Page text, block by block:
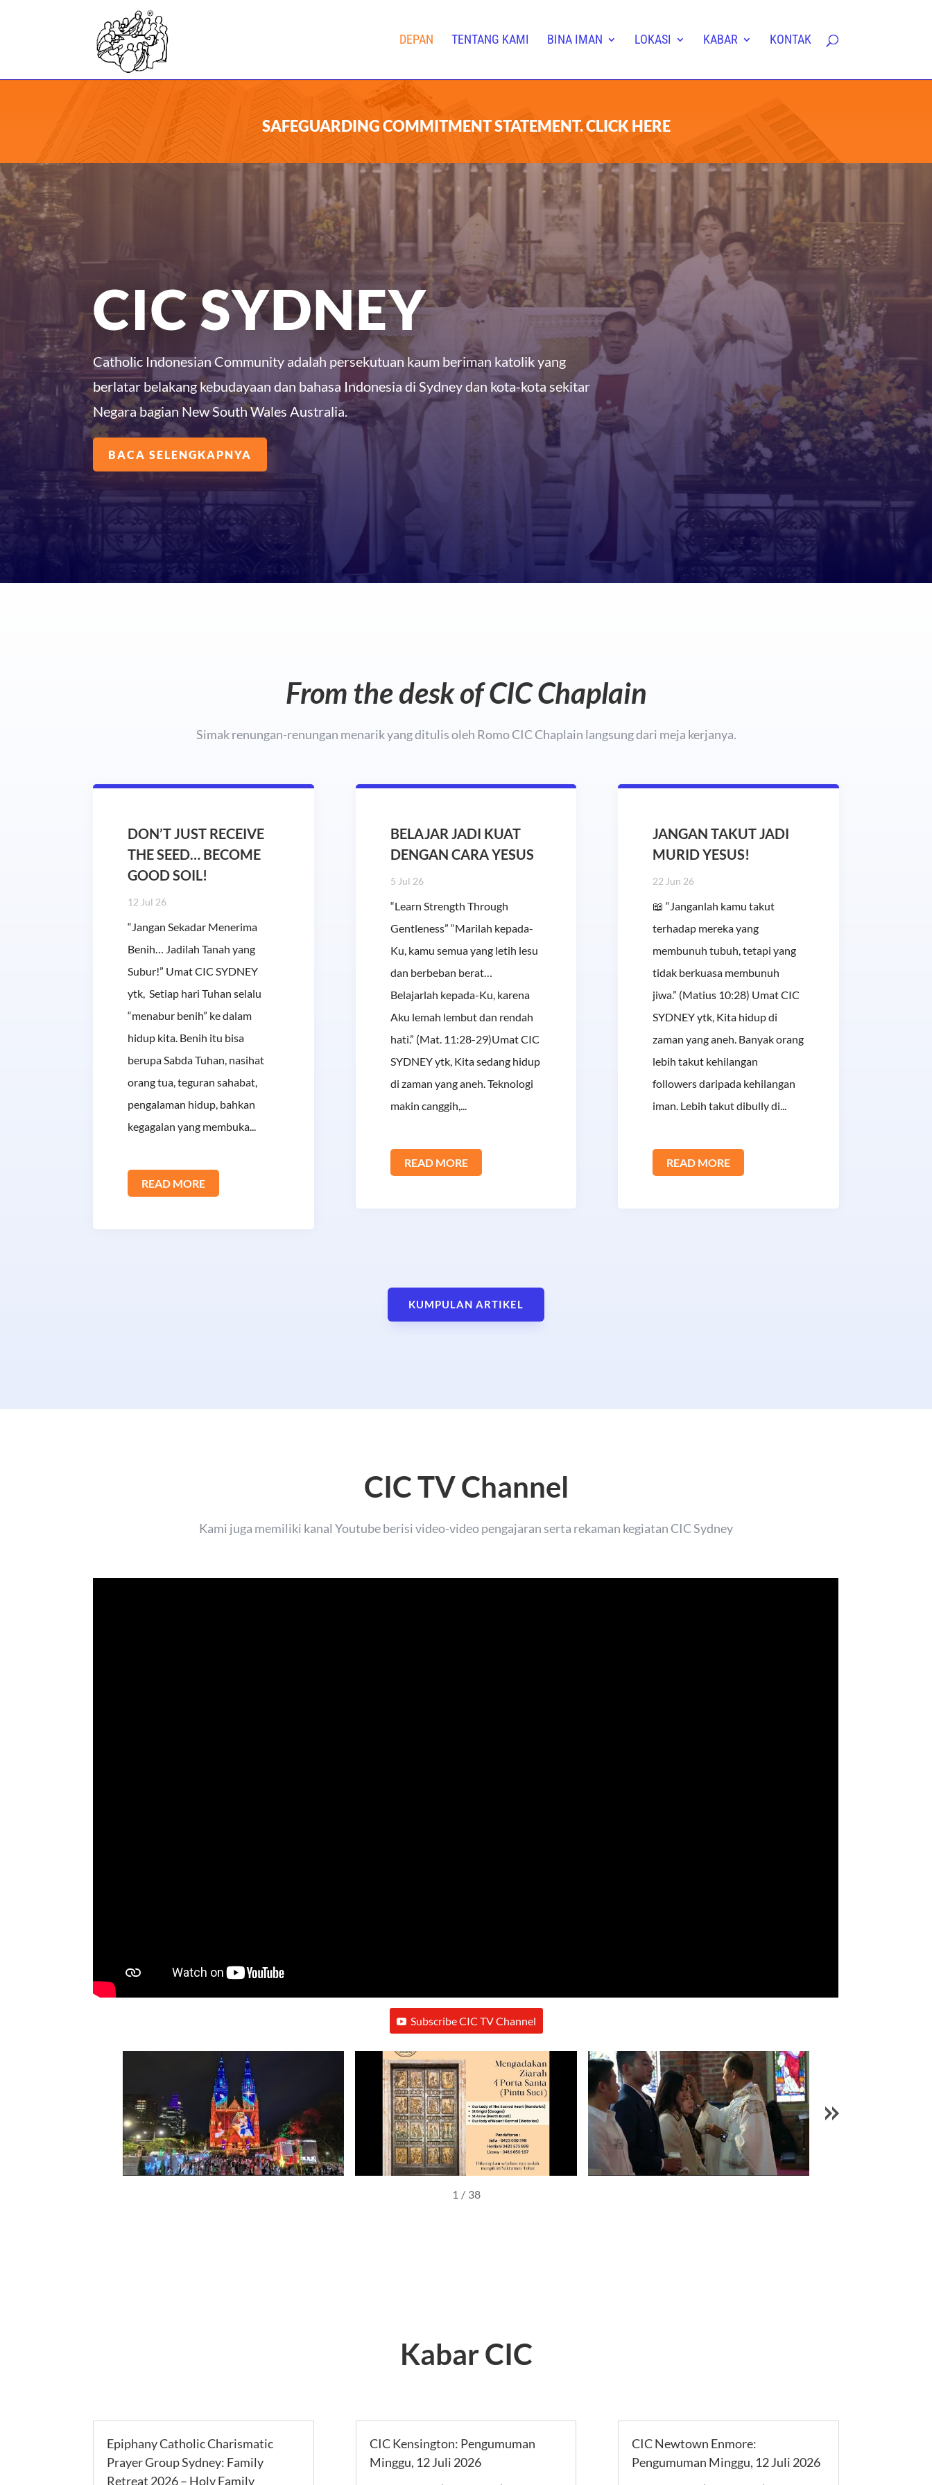
DEPAN TENTANG KAMI BINA IMAN LOKASI KABAR KONTAK
SAFEGUARDING COMMITMENT STATEMENT.CLICK HERE
CIC SYDNEY
Catholic Indonesian Community adalah persekutuan kaum beriman katolik yang
berlatar belakang kebudayaan dan bahasa Indonesia di Sydney dan kota-kota sekitar
Negara bagian New South Wales Australia.
BACA SELENGKAPNYA
From the desk of CIC Chaplain
Simak renungan-renungan menarik yang ditulis oleh Romo CIC Chaplain langsung dari meja kerjanya.
DON’T JUST RECEIVE
THE SEED… BECOME
GOOD SOIL!
12 Jul 26
“Jangan Sekadar Menerima
Benih… Jadilah Tanah yang
Subur!” Umat CIC SYDNEY
ytk, Setiap hari Tuhan selalu
“menabur benih” ke dalam
hidup kita. Benih itu bisa
berupa Sabda Tuhan, nasihat
orang tua, teguran sahabat,
pengalaman hidup, bahkan
kegagalan yang membuka...
READ MORE
BELAJAR JADI KUAT
DENGAN CARA YESUS
5 Jul 26
“Learn Strength Through
Gentleness” “Marilah kepada-
Ku, kamu semua yang letih lesu
dan berbeban berat…
Belajarlah kepada-Ku, karena
Aku lemah lembut dan rendah
hati.” (Mat. 11:28-29)Umat CIC
SYDNEY ytk, Kita sedang hidup
di zaman yang aneh. Teknologi
makin canggih,...
READ MORE
JANGAN TAKUT JADI
MURID YESUS!
22 Jun 26
📖 “Janganlah kamu takut
terhadap mereka yang
membunuh tubuh, tetapi yang
tidak berkuasa membunuh
jiwa.” (Matius 10:28) Umat CIC
SYDNEY ytk, Kita hidup di
zaman yang aneh. Banyak orang
lebih takut kehilangan
followers daripada kehilangan
iman. Lebih takut dibully di...
READ MORE
KUMPULAN ARTIKEL
CIC TV Channel
Kami juga memiliki kanal Youtube berisi video-video pengajaran serta rekaman kegiatan CIC Sydney
Subscribe CIC TV Channel
1 / 38
Kabar CIC
Epiphany Catholic Charismatic
Prayer Group Sydney: Family
Retreat 2026 – Holy Family
CIC Kensington: Pengumuman
Minggu, 12 Juli 2026
CIC Newtown Enmore:
Pengumuman Minggu, 12 Juli 2026